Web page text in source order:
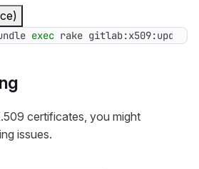
exec rake
certificates, you might
issues.